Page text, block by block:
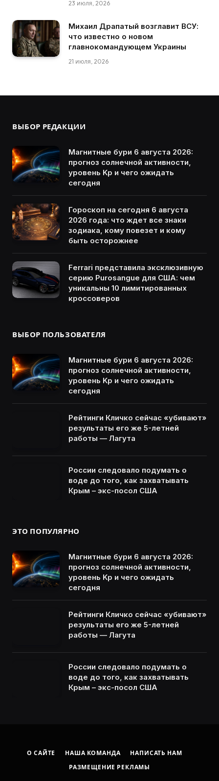
23 июля, 2026
Михаил Драпатый возглавит ВСУ:
что известно о новом
главнокомандующем Украины
21 июля, 2026
ВЫБОР РЕДАКЦИИ
Магнитные бури 6 августа 2026:
прогноз солнечной активности,
уровень Kp и чего ожидать
сегодня
Гороскоп на сегодня 6 августа
2026 года: что ждет все знаки
зодиака, кому повезет и кому
быть осторожнее
Ferrari представила эксклюзивную
серию Purosangue для США: чем
уникальны 10 лимитированных
кроссоверов
ВЫБОР ПОЛЬЗОВАТЕЛЯ
Магнитные бури 6 августа 2026:
прогноз солнечной активности,
уровень Kp и чего ожидать
сегодня
Рейтинги Кличко сейчас «убивают»
результаты его же 5-летней
работы — Лагута
России следовало подумать о
воде до того, как захватывать
Крым – экс-посол США
ЭТО ПОПУЛЯРНО
Магнитные бури 6 августа 2026:
прогноз солнечной активности,
уровень Kp и чего ожидать
сегодня
Рейтинги Кличко сейчас «убивают»
результаты его же 5-летней
работы — Лагута
России следовало подумать о
воде до того, как захватывать
Крым – экс-посол США
О САЙТЕ НАША КОМАНДА
НАПИСАТЬ НАМ
РАЗМЕЩЕНИЕ РЕКЛАМЫ